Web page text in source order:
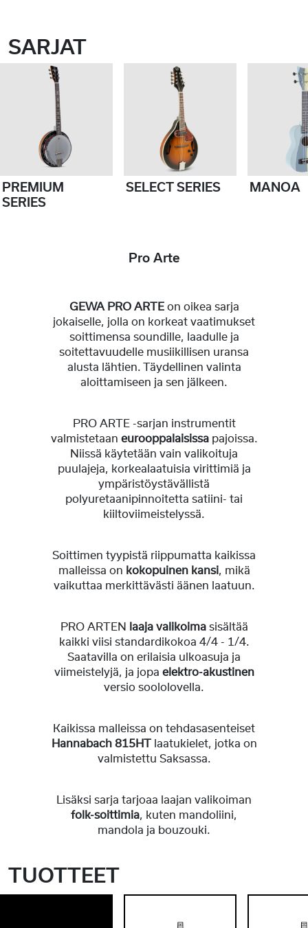
SARJAT
PREMIUM
SERIES
SELECT SERIES MANOA
Pro Arte
GEWA PRO ARTEon oikea sarja
jokaiselle, jolla on korkeat vaatimukset
soittimensa soundille, laadulle ja
soitettavuudelle musiikillisen uransa
alusta lähtien. Täydellinen valinta
aloittamiseen ja sen jälkeen.
PRO ARTE -sarjan instrumentit
valmistetaan eurooppalaisissapajoissa.
Niissä käytetään vain valikoituja
puulajeja, korkealaatuisia virittimiä ja
ympäristöystävällistä
polyuretaanipinnoitetta satiini- tai
kiiltoviimeistelyssä.
Soittimen tyypistä riippumatta kaikissa
malleissa on kokopuinen kansi, mikä
vaikuttaa merkittävästi äänen laatuun.
PRO ARTEN laaja valikoimasisältää
kaikki viisi standardikokoa 4/4 - 1/4.
Saatavilla on erilaisia ​​ulkoasuja ja
viimeistelyjä, ja jopa elektro-akustinen
versio soololovella.
Kaikissa malleissa on tehdasasenteiset
Hannabach 815HT
laatukielet, jotka on
valmistettu Saksassa.
Lisäksi sarja tarjoaa laajan valikoiman
folk-soittimia, kuten mandoliini,
mandola ja bouzouki.
TUOTTEET